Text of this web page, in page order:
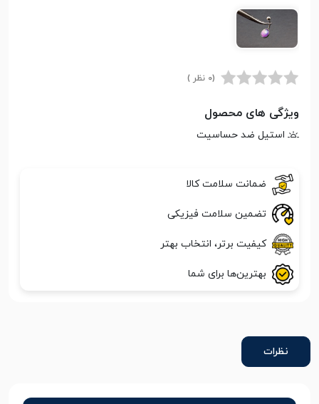
(0 نظر )
ویژگی های محصول
استیل ضد حساسیت
ضمانت سلامت کالا
تضمین سلامت فیزیکی
کیفیت برتر، انتخاب بهتر
بهترین‌ها برای شما
نظرات